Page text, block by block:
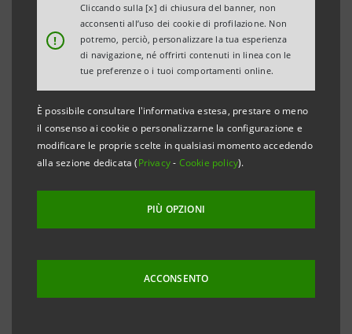
!
Cliccando sulla [x] di chiusura del banner, non
acconsenti all’uso dei cookie di profilazione. Non
potremo, perciò, personalizzare la tua esperienza
di navigazione, né offrirti contenuti in linea con le
tue preferenze o i tuoi comportamenti online.
È possibile consultare l'informativa estesa, prestare o meno
il consenso ai cookie o personalizzarne la configurazione e
modificare le proprie scelte in qualsiasi momento accedendo
alla sezione dedicata (Privacy- Cookie policy).
PIÙ OPZIONI
ACCONSENTO
ottemperanza alla vigente normativa, è stato reso
disponibile in data odierna presso la Sede sociale di
Intesa Sanpaolo nonché nel meccanismo di
stoccaggio autorizzato eMarket STORAGEe nel sito
group.intesasanpaolo.com
in data 24 maggio 2024 presso il Registro delle
Imprese di Torino a seguito della modifica approvata
dall’Assemblea Straordinaria, tenutasi il 24 aprile
2024, riguardante l’annullamento di azioni proprie,